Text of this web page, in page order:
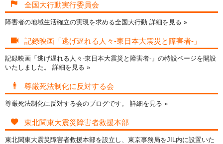
全国大行動実行委員会
障害者の地域生活確立の実現を求める全国大行動 詳細を見る »
記録映画「逃げ遅れる人々-東日本大震災と障害者-」
記録映画「逃げ遅れる人々-東日本大震災と障害者-」の特設ページを開設
いたしました。 詳細を見る »
尊厳死法制化に反対する会
尊厳死法制化に反対する会のブログです。 詳細を見る »
東北関東大震災障害者救援本部
東北関東大震災障害者救援本部を設立し、東京事務局をJIL内に設置いた